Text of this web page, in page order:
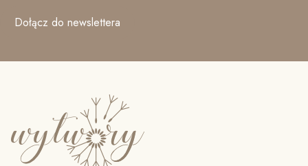
Dołącz do newslettera